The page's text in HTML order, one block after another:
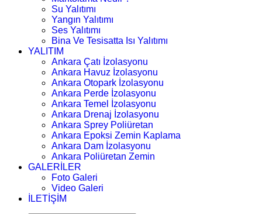
Su Yalıtımı
Yangın Yalıtımı
Ses Yalıtımı
Bina Ve Tesisatta Isı Yalıtımı
YALITIM
Ankara Çatı İzolasyonu
Ankara Havuz İzolasyonu
Ankara Otopark İzolasyonu
Ankara Perde İzolasyonu
Ankara Temel İzolasyonu
Ankara Drenaj İzolasyonu
Ankara Sprey Poliüretan
Ankara Epoksi Zemin Kaplama
Ankara Dam İzolasyonu
Ankara Poliüretan Zemin
GALERİLER
Foto Galeri
Video Galeri
İLETİŞİM